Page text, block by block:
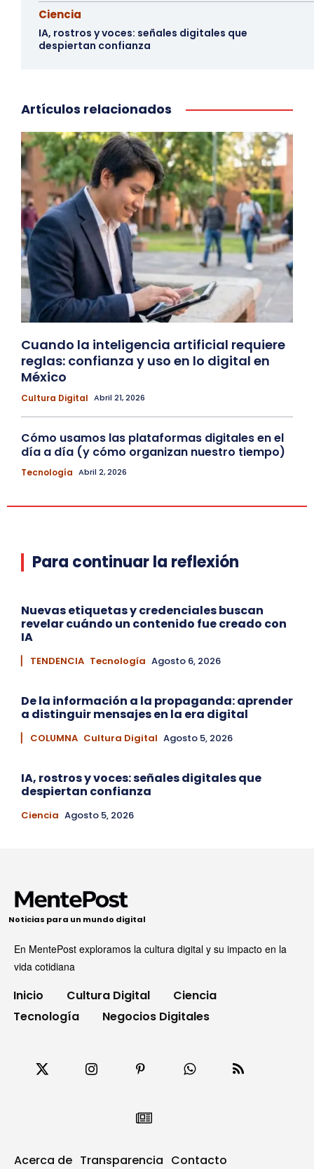
Ciencia
IA, rostros y voces: señales digitales que
despiertan confianza
Artículos relacionados
Cuando la inteligencia artificial requiere
reglas: confianza y uso en lo digital en
México
Cultura Digital Abril 21, 2026
Cómo usamos las plataformas digitales en el
día a día (y cómo organizan nuestro tiempo)
Tecnología Abril 2, 2026
Para continuar la reflexión
Nuevas etiquetas y credenciales buscan
revelar cuándo un contenido fue creado con
IA
▏ TENDENCIA Tecnología Agosto 6, 2026
De la información a la propaganda: aprender
a distinguir mensajes en la era digital
▏ COLUMNA Cultura Digital Agosto 5, 2026
IA, rostros y voces: señales digitales que
despiertan confianza
Ciencia Agosto 5, 2026
Noticias para un mundo digital
En MentePost exploramos la cultura digital y su impacto en la
vida cotidiana
Inicio Cultura Digital
Ciencia
Tecnología
Negocios Digitales
Acerca de Transparencia Contacto